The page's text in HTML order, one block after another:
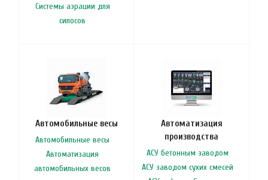
Системы аэрации для
силосов
Автомобильные весы
Автомобильные весы
Автоматизация
автомобильных весов
Автоматизация
производства
АСУ бетонным заводом
АСУ заводом сухих смесей